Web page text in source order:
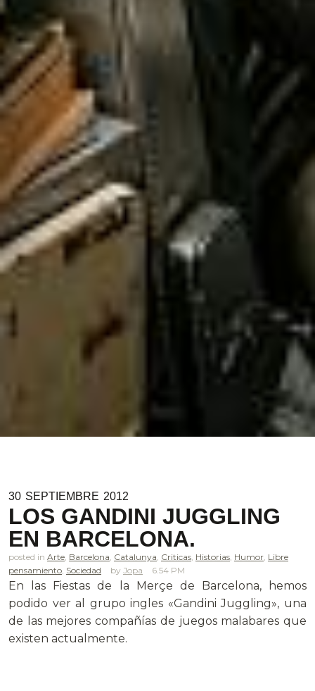
30 SEPTIEMBRE 2012
LOS GANDINI JUGGLING
EN BARCELONA.
posted in Arte, Barcelona, Catalunya, Criticas, Historias, Humor, Libre
pensamiento, Sociedad Jopa 6.54 PM
En las Fiestas de la Merçe de Barcelona, hemos
podido ver al grupo ingles «Gandini Juggling», una
de las mejores compañías de juegos malabares que
existen actualmente.